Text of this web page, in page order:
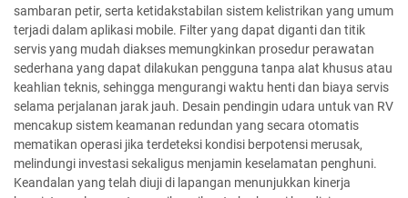
sambaran petir, serta ketidakstabilan sistem kelistrikan yang umum
terjadi dalam aplikasi mobile. Filter yang dapat diganti dan titik
servis yang mudah diakses memungkinkan prosedur perawatan
sederhana yang dapat dilakukan pengguna tanpa alat khusus atau
keahlian teknis, sehingga mengurangi waktu henti dan biaya servis
selama perjalanan jarak jauh. Desain pendingin udara untuk van RV
mencakup sistem keamanan redundan yang secara otomatis
mematikan operasi jika terdeteksi kondisi berpotensi merusak,
melindungi investasi sekaligus menjamin keselamatan penghuni.
Keandalan yang telah diuji di lapangan menunjukkan kinerja